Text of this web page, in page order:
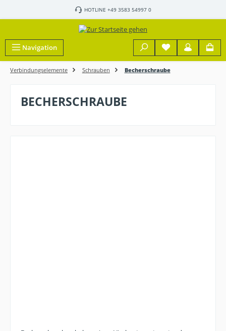
Zum Hauptinhalt springenHOTLINE +49 3583 54997 0
Navigation
Verbindungselemente Schrauben Becherschraube
BECHERSCHRAUBE